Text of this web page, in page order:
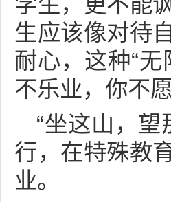
生应该像对待
耐心，这种“
不乐业，你不
“坐这山，
行，在特殊教
业。